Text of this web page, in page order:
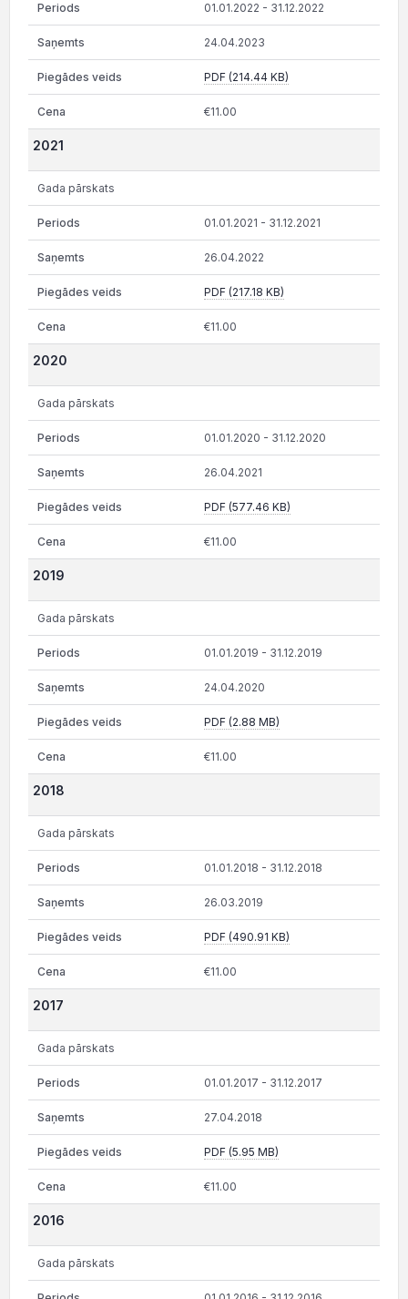
01.01.2022 - 31.12.2022
24.04.2023
PDF (214.44 KB)
€11.00
2021
Gada pārskats
01.01.2021 - 31.12.2021
26.04.2022
PDF (217.18 KB)
€11.00
2020
Gada pārskats
01.01.2020 - 31.12.2020
26.04.2021
PDF (577.46 KB)
€11.00
2019
Gada pārskats
01.01.2019 - 31.12.2019
24.04.2020
PDF (2.88 MB)
€11.00
2018
Gada pārskats
01.01.2018 - 31.12.2018
26.03.2019
PDF (490.91 KB)
€11.00
2017
Gada pārskats
01.01.2017 - 31.12.2017
27.04.2018
PDF (5.95 MB)
€11.00
2016
Gada pārskats